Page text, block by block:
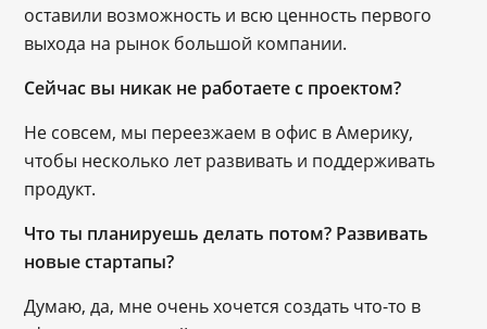
оставили возможность и всю ценность первого
выхода на рынок большой компании.
Сейчас вы никак не работаете с проектом?
Не совсем, мы переезжаем в офис в Америку,
чтобы несколько лет развивать и поддерживать
продукт.
Что ты планируешь делать потом? Развивать
новые стартапы?
Думаю, да, мне очень хочется создать что-то в